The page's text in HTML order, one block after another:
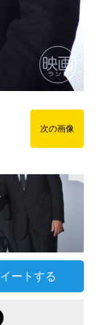
次の画像
ートする